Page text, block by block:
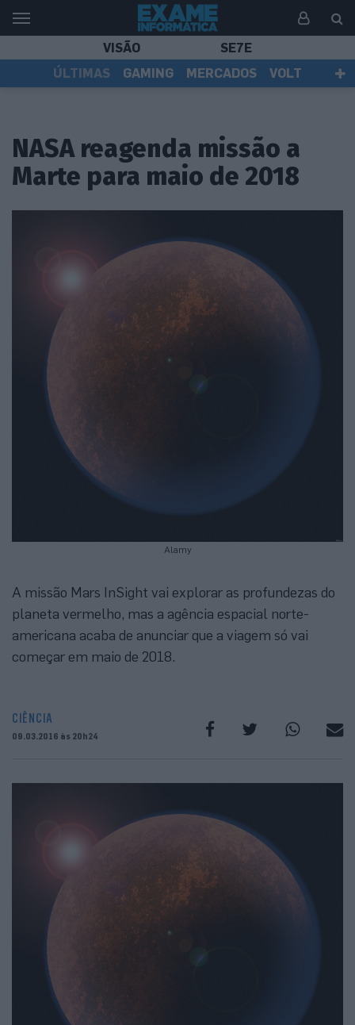
VISÃO
SE7E
ÚLTIMAS
GAMING MERCADOS
VOLT
NASA reagenda missão a
Marte para maio de 2018
Alamy
A missão Mars InSight vai explorar as profundezas do
planeta vermelho, mas a agência espacial norte-
americana acaba de anunciar que a viagem só vai
começar em maio de 2018.
CIÊNCIA
09.03.2016 às 20h24